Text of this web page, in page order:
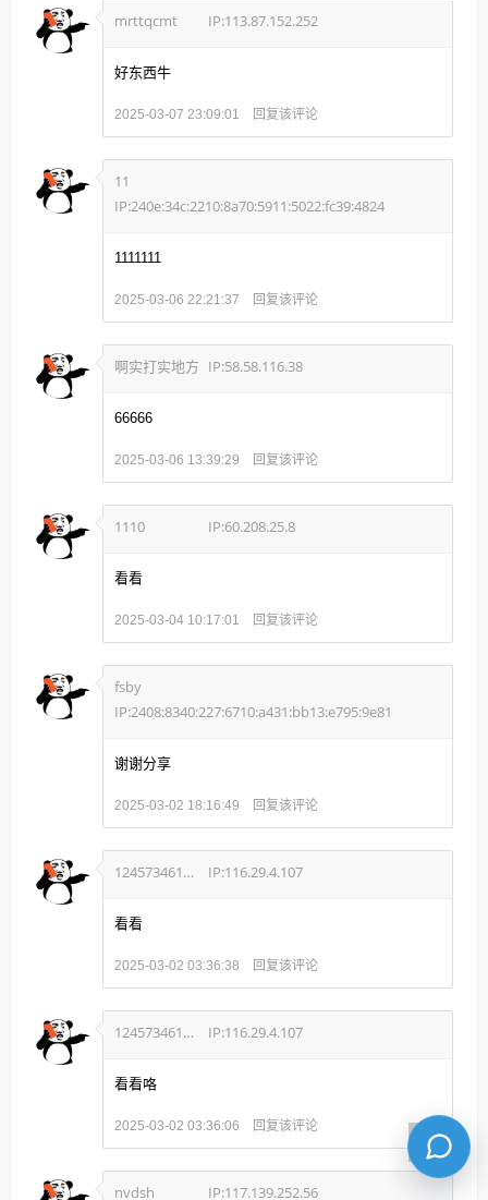
mrttqcmt IP:113.87.152.252
好东西牛
2025-03-07 23:09:01 回复该评论
11
IP:240e:34c:2210:8a70:5911:5022:fc39:4824
1111111
2025-03-06 22:21:37 回复该评论
啊实打实地方 IP:58.58.116.38
66666
2025-03-06 13:39:29 回复该评论
1110 IP:60.208.25.8
看看
2025-03-04 10:17:01 回复该评论
fsby
IP:2408:8340:227:6710:a431:bb13:e795:9e81
谢谢分享
2025-03-02 18:16:49 回复该评论
124573461876 IP:116.29.4.107
看看
2025-03-02 03:36:38 回复该评论
124573461876 IP:116.29.4.107
看看咯
2025-03-02 03:36:06 回复该评论
nvdsh IP:117.139.252.56